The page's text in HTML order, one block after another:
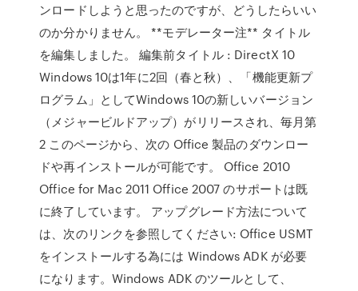
ンロードしようと思ったのですが、どうしたらいい
のか分かりません。 **モデレーター注** タイトル
を編集しました。 編集前タイトル : DirectX 10
Windows 10は1年に2回（春と秋）、「機能更新プ
ログラム」としてWindows 10の新しいバージョン
（メジャービルドアップ）がリリースされ、毎月第
2 このページから、次の Office 製品のダウンロー
ドや再インストールが可能です。 Office 2010
Office for Mac 2011 Office 2007 のサポートは既
に終了しています。 アップグレード方法について
は、次のリンクを参照してください: Office USMT
をインストールする為には Windows ADK が必要
になります。Windows ADK のツールとして、